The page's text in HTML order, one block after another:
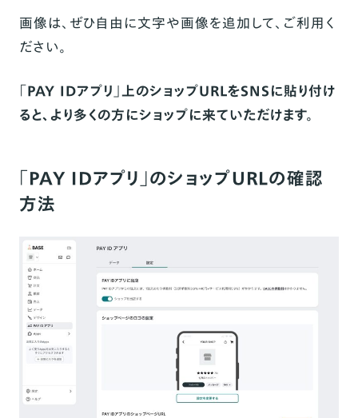
画像は、ぜひ自由に文字や画像を追加して、ご利用く
ださい。
「PAY IDアプリ」上のショップURLをSNSに貼り付け
ると、より多くの方にショップに来ていただけます。
「PAY IDアプリ」のショップURLの確認
方法